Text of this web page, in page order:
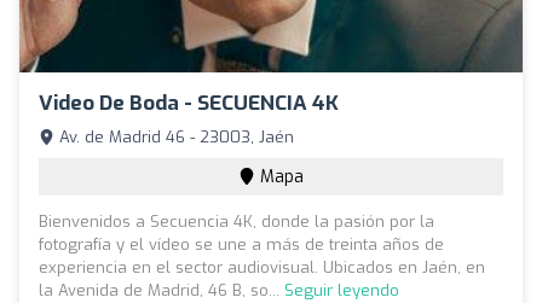
Video De Boda - SECUENCIA 4K
Av. de Madrid 46 - 23003, Jaén
Mapa
Bienvenidos a Secuencia 4K, donde la pasión por la
fotografía y el vídeo se une a más de treinta años de
experiencia en el sector audiovisual. Ubicados en Jaén, en
la Avenida de Madrid, 46 B, so... Seguir leyendo